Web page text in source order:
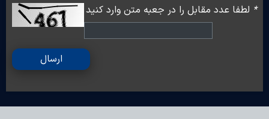
* لطفا عدد مقابل را در جعبه متن وارد کنید
ارسال